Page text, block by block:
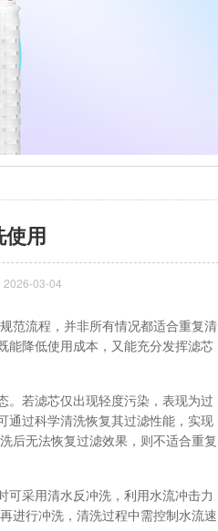
用
2026-03-04
范流程，并非所有情况都适合重复清
能降低使用成本，又能充分发挥滤芯
若滤芯仅出现轻度污染，表现为过
通过科学清洗恢复其过滤性能，实现
后无法恢复过滤效果，则不适合重复
采用清水反冲洗，利用水流冲击力
进行冲洗，清洗过程中需控制水流速